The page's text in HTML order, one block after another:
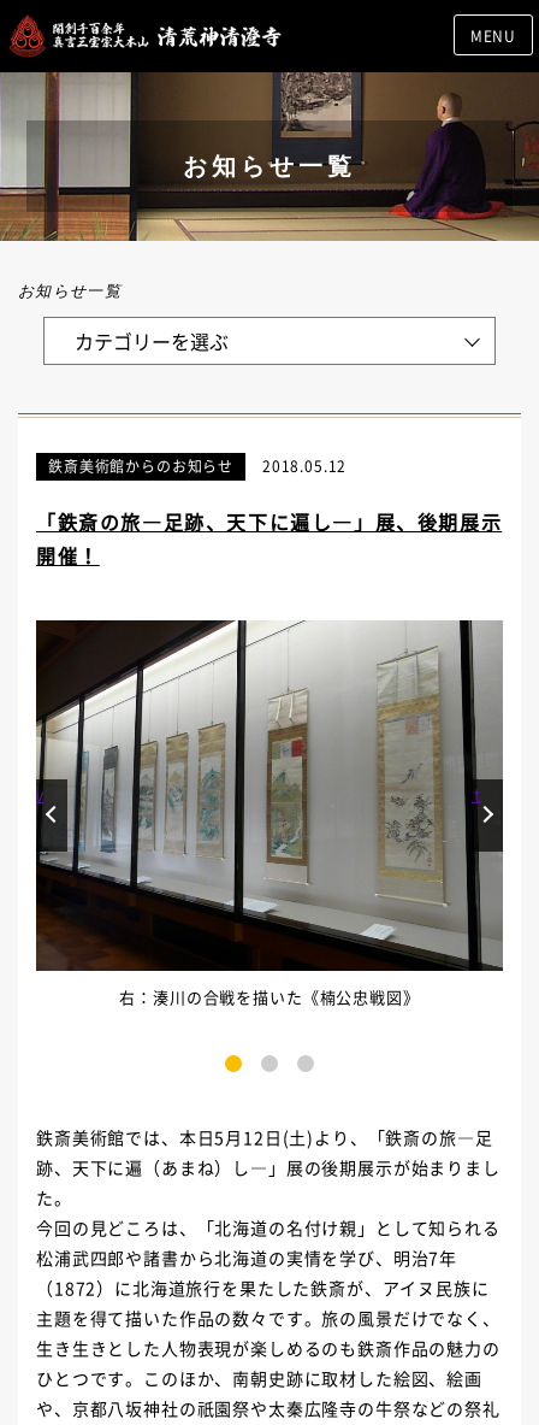
MENU
お知らせ一覧
お知らせ一覧
鉄斎美術館からのお知らせ 2018.05.12
「鉄斎の旅―足跡、天下に遍し―」展、後期展示
開催！
右：湊川の合戦を描いた《楠公忠戦図》
3
Prev Next
鉄斎美術館では、本日5月12日(土)より、「鉄斎の旅―足
跡、天下に遍（あまね）し―」展の後期展示が始まりまし
た。
今回の見どころは、「北海道の名付け親」として知られる
松浦武四郎や諸書から北海道の実情を学び、明治7年
（1872）に北海道旅行を果たした鉄斎が、アイヌ民族に
主題を得て描いた作品の数々です。旅の風景だけでなく、
生き生きとした人物表現が楽しめるのも鉄斎作品の魅力の
ひとつです。このほか、南朝史跡に取材した絵図、絵画
や、京都八坂神社の祇園祭や太秦広隆寺の牛祭などの祭礼